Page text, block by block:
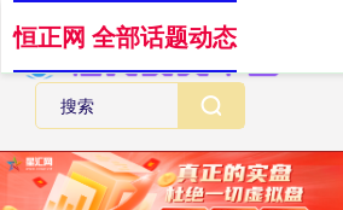
恒正网 全部话题动态